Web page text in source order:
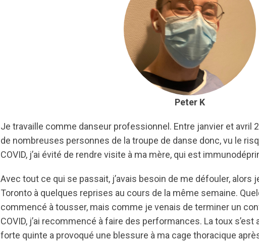
Peter K
Je travaille comme danseur professionnel. Entre janvier et avril
de nombreuses personnes de la troupe de danse donc, vu le
COVID, j’ai évité de rendre visite à ma mère, qui est
Avec tout ce qui se passait, j’avais besoin de me défouler, alors
Toronto à quelques reprises au cours de la même semaine.
commencé à tousser, mais comme je venais de terminer un
COVID, j’ai recommencé à faire des performances. La toux s’est
forte quinte a provoqué une blessure à ma cage thoracique